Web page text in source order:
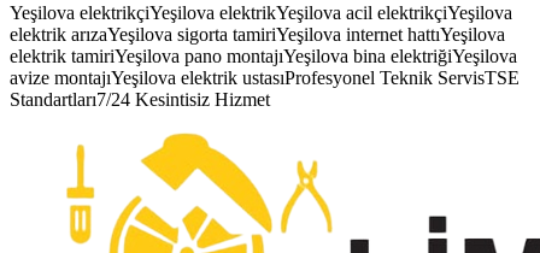
Yeşilova elektrikçiYeşilova elektrikYeşilova acil elektrikçiYeşilova
elektrik arızaYeşilova sigorta tamiriYeşilova internet hattıYeşilova
elektrik tamiriYeşilova pano montajıYeşilova bina elektriğiYeşilova
avize montajıYeşilova elektrik ustasıProfesyonel Teknik ServisTSE
Standartları7/24 Kesintisiz Hizmet